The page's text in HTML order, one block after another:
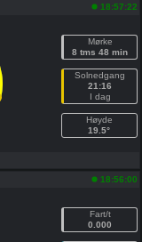
18:57:22
Mørke
8 tms 48 min
Solnedgang
21:16
I dag
Høyde
19.5°
18:56:00
Fart/t
0.000